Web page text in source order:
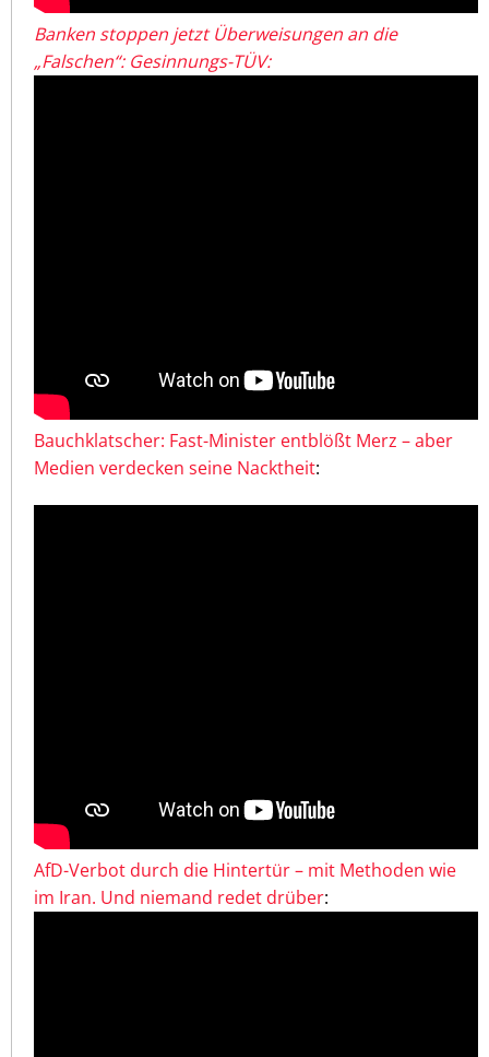
Banken stoppen jetzt Überweisungen an die
„Falschen“: Gesinnungs-TÜV:
Bauchklatscher: Fast-Minister entblößt Merz – aber
Medien verdecken seine Nacktheit:
AfD-Verbot durch die Hintertür – mit Methoden wie
im Iran. Und niemand redet drüber: